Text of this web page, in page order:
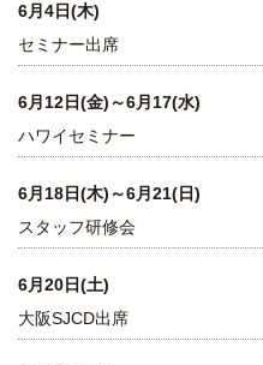
6月4日(木)
セミナー出席
6月12日(金)～6月17(水)
ハワイセミナー
6月18日(木)～6月21(日)
スタッフ研修会
6月20日(土)
大阪SJCD出席